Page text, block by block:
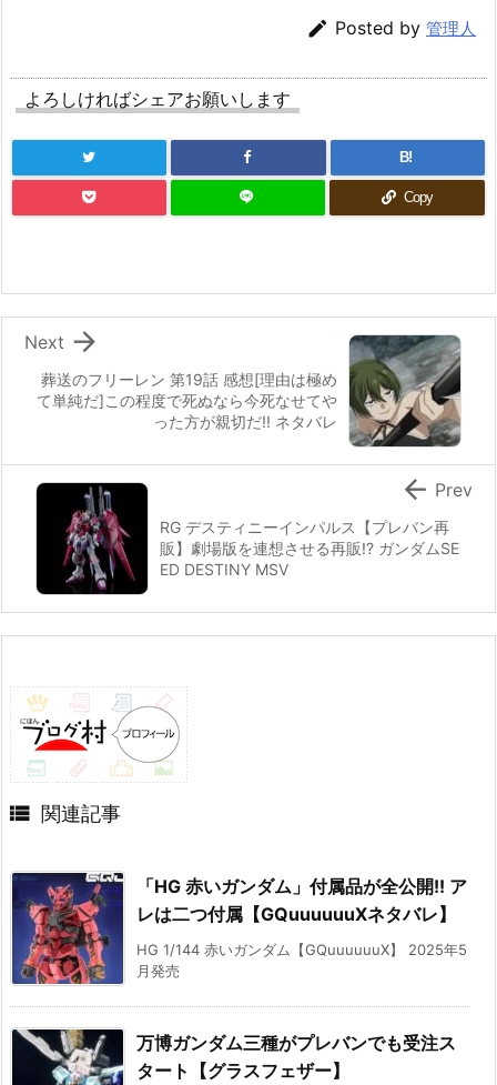
 Posted by 管理人
よろしければシェアお願いします
B!
Copy
葬送のフリーレン 第19話 感想[理由は極め
て単純だ]この程度で死ぬなら今死なせてや
った方が親切だ!! ネタバレ

Next
RG デスティニーインパルス【プレバン再
販】劇場版を連想させる再販!? ガンダムSE
ED DESTINY MSV
 Prev
 関連記事
「HG 赤いガンダム」付属品が全公開!! ア
レは二つ付属【GQuuuuuuXネタバレ】
HG 1/144 赤いガンダム【GQuuuuuuX】 2025年5
月発売
万博ガンダム三種がプレバンでも受注ス
タート【グラスフェザー】